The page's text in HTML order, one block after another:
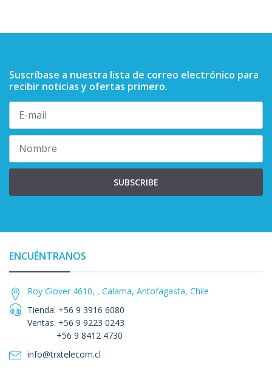
Suscríbase a nuestra lista de correo electrónico para
recibir noticias y ofertas primero.
SUBSCRIBE
ENCUÉNTRANOS
Roy Glover 4610, , Calama, Antofagasta, Chile
Tienda: +56 9 3916 6080
Ventas: +56 9 9223 0243
+56 9 8412 4730
info@trxtelecom.cl